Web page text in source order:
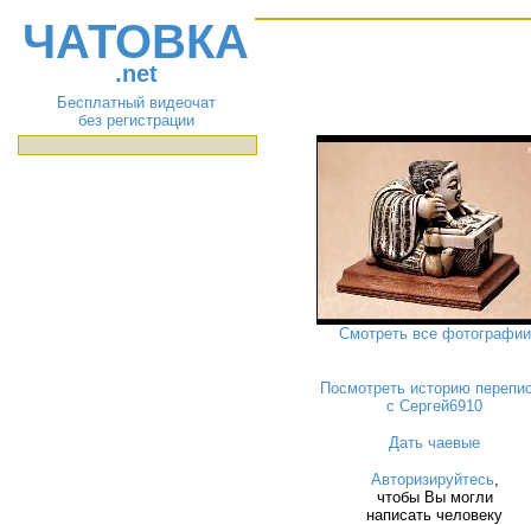
ЧАТОВКА
.net
Бесплатный видеочат
без регистрации
Смотреть все фотографии
Посмотреть историю
с Сергей6910
Дать чаевые
Авторизируйтесь,
чтобы Вы могли
написать человеку